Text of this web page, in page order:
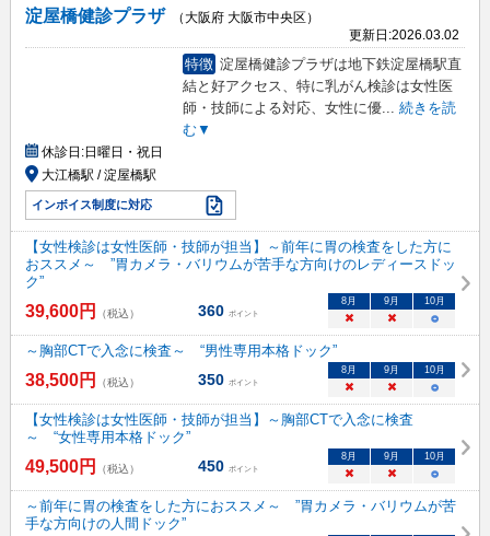
淀屋橋健診プラザ
（大阪府 大阪市中央区）
更新日:2026.03.02
特徴 淀屋橋健診プラザは地下鉄淀屋橋駅直
結と好アクセス、特に乳がん検診は女性医
師・技師による対応、女性に優... 続きを読
む▼
休診日:日曜日・祝日
大江橋駅 / 淀屋橋駅
インボイス制度に対応
【女性検診は女性医師・技師が担当】～前年に胃の検査をした方に
おススメ～ ”胃カメラ・バリウムが苦手な方向けのレディースドッ
ク”
39,600円 （税込） 360 ポイント
8月 9月 10月
× × ○
～胸部CTで入念に検査～ “男性専用本格ドック”
38,500円 （税込） 350 ポイント
8月 9月 10月
× × ○
【女性検診は女性医師・技師が担当】～胸部CTで入念に検査
～ “女性専用本格ドック”
49,500円 （税込） 450 ポイント
8月 9月 10月
× × ○
～前年に胃の検査をした方におススメ～ ”胃カメラ・バリウムが苦
手な方向けの人間ドック”